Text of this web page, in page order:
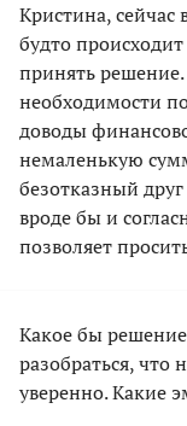
Кристина, сейчас
будто
принять решение.
необходимости
доводы
немаленькую
безотказный
вроде бы и
позволяет
Какое бы
разобраться, что
уверенно. Какие